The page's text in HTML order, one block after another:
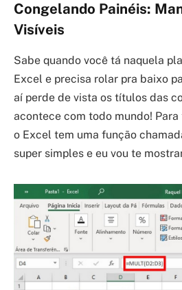
Congelando Painéis:
Visíveis
Sabe quando você tá naquela
Excel e precisa rolar pra baixo
aí perde de vista os títulos das
acontece com todo mundo! Para
o Excel tem uma função
super simples e eu vou te